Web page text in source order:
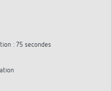
: 75 secondes